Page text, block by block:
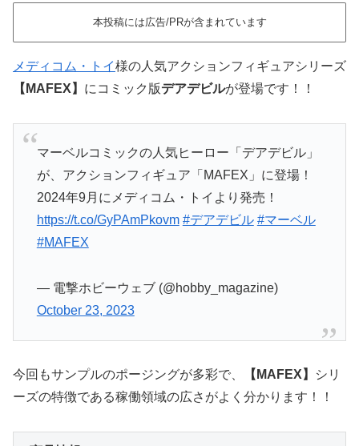
本投稿には広告/PRが含まれています
メディコム・トイ様の人気アクションフィギュアシリーズ
【MAFEX】 にコミック版デアデビルが登場です！！
マーベルコミックの人気ヒーロー「デアデビル」
が、アクションフィギュア「MAFEX」に登場！
2024年9月にメディコム・トイより発売！
https://t.co/GyPAmPkovm #デアデビル #マーベル
#MAFEX
— 電撃ホビーウェブ (@hobby_magazine)
October 23, 2023
今回もサンプルのポージングが多彩で、 【MAFEX】
シリ
ーズの特徴である稼働領域の広さがよく分かります！！